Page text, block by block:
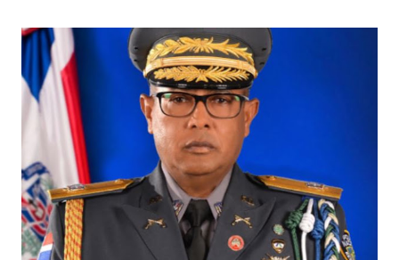
el Caribe es el espacio geográfico natural para República
Dominicana y en general el país ha vivido de espalda a él.
Para referirse a la importancia que tiene el Caribe para los
dominicanos se valió de los números. Dijo que de los
primeros diez países con los cuales esta nación tiene
intercambio comercial favorable, cinco son caribeños.
Calculó que en 2018 República Dominicana exportó al
Caribe 65% más (exceptuando a Haití, como país de
Caricom) que a los 45 millones de habitantes de Centroa...